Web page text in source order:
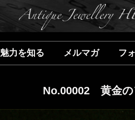
魅力を知る メルマガ フ
No.00002 黄金